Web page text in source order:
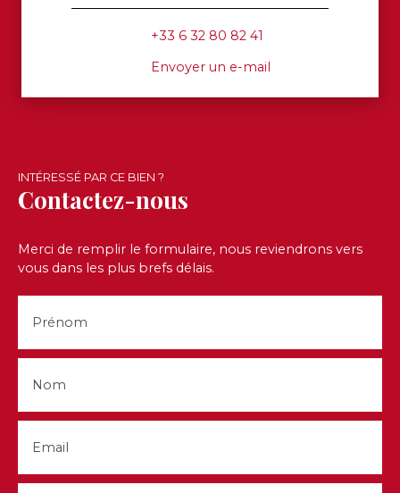
+33 6 32 80 82 41
Envoyer un e-mail
INTÉRESSÉ PAR CE BIEN ?
Contactez-nous
Merci de remplir le formulaire, nous reviendrons vers
vous dans les plus brefs délais.
Prénom
Nom
Email